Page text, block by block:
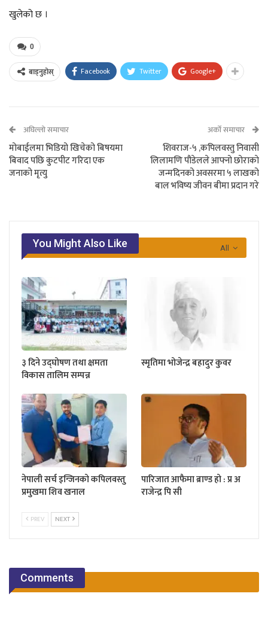
खुलेको छ ।
0
बाड्नुहोस् Facebook Twitter Google+
अघिल्लो समाचार
मोबाईलमा भिडियो खिचेको बिषयमा
बिवाद पछि कुटपीट गरिदा एक
जनाको मृत्यु
अर्को समाचार
शिवराज-५ ,कपिलवस्तु निवासी
लिलामणि पौडेलले आफ्नो छोराकाे
जन्मदिनको अवसरमा ५ लाखको
बाल भविष्य जीवन बीमा प्रदान गरे
All
You Might Also Like
३ दिने उद्घोषण तथा क्षमता
विकास तालिम सम्पन्न
स्मृतिमा भोजेन्द्र बहादुर कुवर
नेपाली सर्च इन्जिनको कपिलवस्तु
प्रमुखमा शिव खनाल
पारिजात आफैमा ब्राण्ड हो : प्र अ
राजेन्द्र पि सी
PREV NEXT
Comments